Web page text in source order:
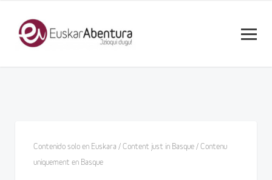
Contenido solo en Euskara / Content just in Basque / Contenu
uniquement en Basque